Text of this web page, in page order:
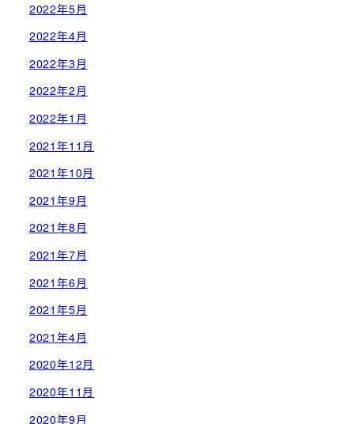
2022年5月
2022年4月
2022年3月
2022年2月
2022年1月
2021年11月
2021年10月
2021年9月
2021年8月
2021年7月
2021年6月
2021年5月
2021年4月
2020年12月
2020年11月
2020年9月